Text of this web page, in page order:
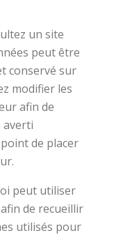
un site
peut être
conservé sur
modifier les
afin de
averti
de placer
peut utiliser
de recueillir
utilisés pour